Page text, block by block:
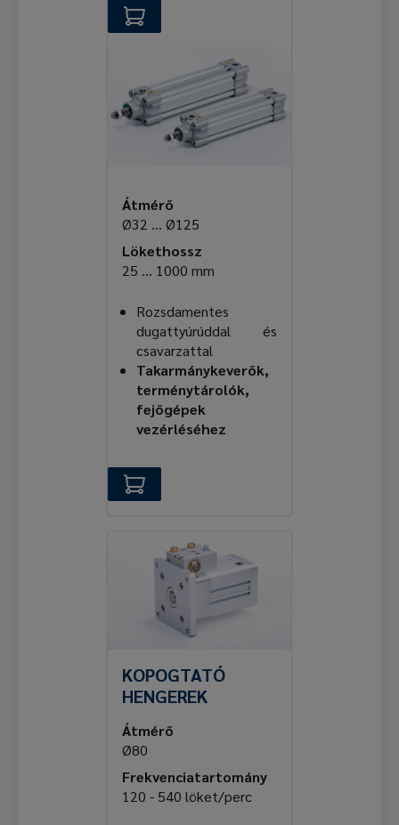
Átmérő
Ø32 ... Ø125
Lökethossz
25 ... 1000 mm
Rozsdamentes
dugattyúrúddal és
csavarzattal
Takarmánykeverők,
terménytárolók,
fejőgépek
vezérléséhez
KOPOGTATÓ
HENGEREK
Átmérő
Ø80
Frekvenciatartomány
120 - 540 löket/perc